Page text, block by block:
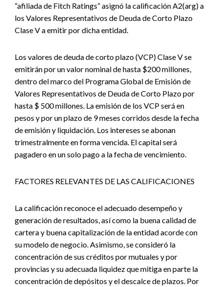
“afiliada de Fitch Ratings” asignó la calificación A2(arg) a
los Valores Representativos de Deuda de Corto Plazo
Clase V a emitir por dicha entidad.
Los valores de deuda de corto plazo (VCP) Clase V se
emitirán por un valor nominal de hasta $200 millones,
dentro del marco del Programa Global de Emisión de
Valores Representativos de Deuda de Corto Plazo por
hasta $ 500 millones. La emisión de los VCP será en
pesos y por un plazo de 9 meses corridos desde la fecha
de emisión y liquidación. Los intereses se abonan
trimestralmente en forma vencida. El capital será
pagadero en un solo pago a la fecha de vencimiento.
FACTORES RELEVANTES DE LAS CALIFICACIONES
La calificación reconoce el adecuado desempeño y
generación de resultados, así como la buena calidad de
cartera y buena capitalización de la entidad acorde con
su modelo de negocio. Asimismo, se consideró la
concentración de sus créditos por mutuales y por
provincias y su adecuada liquidez que mitiga en parte la
concentración de depósitos y el descalce de plazos. Por